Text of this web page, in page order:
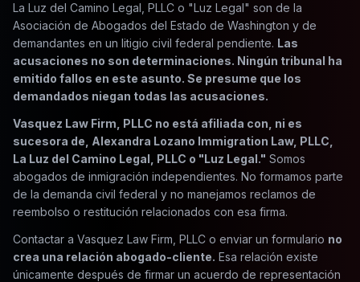
La Luz del Camino Legal, PLLC o "Luz Legal" son de la
Asociación de Abogados del Estado de Washington y de
demandantes en un litigio civil federal pendiente. Las
acusaciones no son determinaciones. Ningún tribunal ha
emitido fallos en este asunto. Se presume que los
demandados niegan todas las acusaciones.
Vasquez Law Firm, PLLC no está afiliada con, ni es
sucesora de, Alexandra Lozano Immigration Law, PLLC,
La Luz del Camino Legal, PLLC o "Luz Legal." Somos
abogados de inmigración independientes. No formamos parte
de la demanda civil federal y no manejamos reclamos de
reembolso o restitución relacionados con esa firma.
Contactar a Vasquez Law Firm, PLLC o enviar un formulario no
crea una relación abogado-cliente. Esa relación existe
únicamente después de firmar un acuerdo de representación